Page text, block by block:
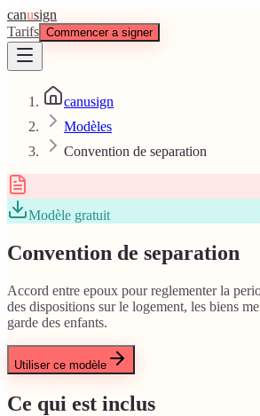
canusign
Tarifs Commencer a signer
canusign
Modèles
Convention de separation
Modèle gratuit
Convention de separation
Accord entre epoux pour reglementer la
des dispositions sur le logement, les biens
garde des enfants.
Utiliser ce modèle
Ce qui est inclus